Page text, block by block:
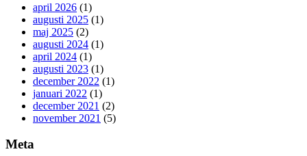
april 2026 (1)
augusti 2025 (1)
maj 2025 (2)
augusti 2024 (1)
april 2024 (1)
augusti 2023 (1)
december 2022 (1)
januari 2022 (1)
december 2021 (2)
november 2021 (5)
Meta